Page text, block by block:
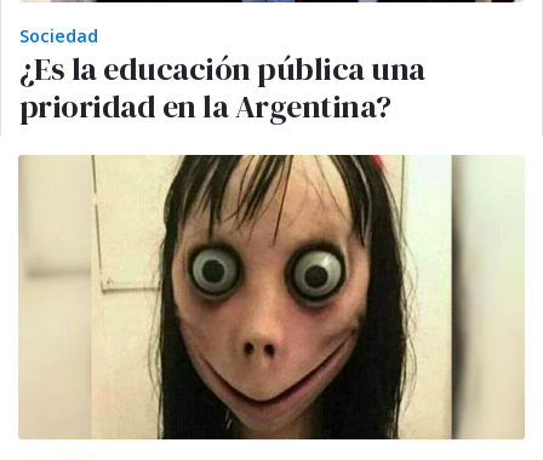
Sociedad
¿Es la educación pública una
prioridad en la Argentina?